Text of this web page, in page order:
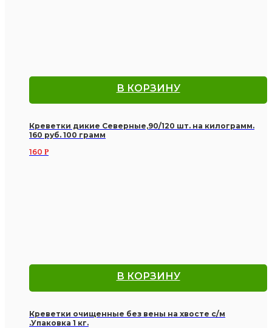
В КОРЗИНУ
Креветки дикие Северные,90/120 шт. на килограмм.
160 руб. 100 грамм
160 Р
В КОРЗИНУ
Креветки очищенные без вены на хвосте с/м
.Упаковка 1 кг.